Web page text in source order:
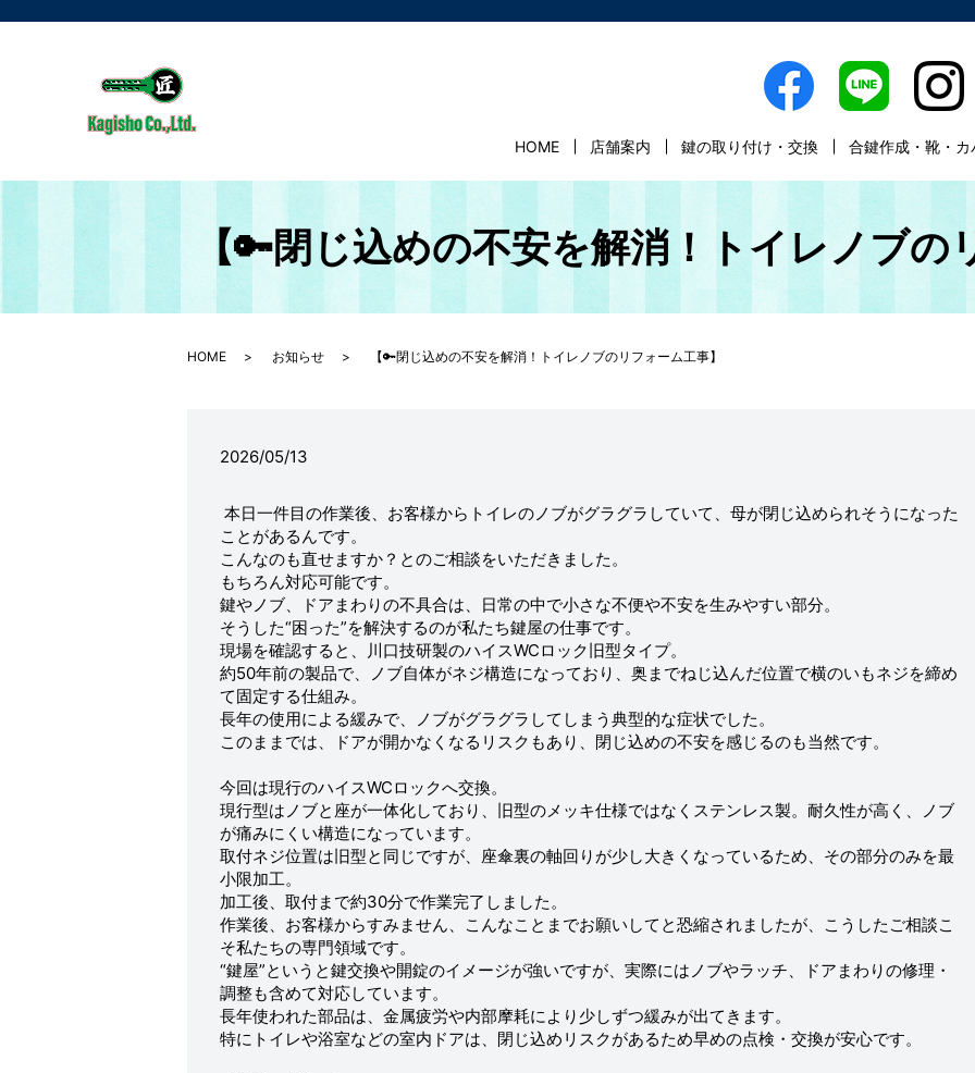
HOME 店舗案内 鍵の取り付け・交換 合鍵作成・靴・
【🔑閉じ込めの不安を解消！トイレノブの
HOME お知らせ 【🔑閉じ込めの不安を解消！トイレノブのリフォーム工事】
2026/05/13
本日一件目の作業後、お客様からトイレのノブがグラグラしていて、母が閉じ込められそうになった
ことがあるんです。
こんなのも直せますか？とのご相談をいただきました。
もちろん対応可能です。
鍵やノブ、ドアまわりの不具合は、日常の中で小さな不便や不安を生みやすい部分。
そうした“困った”を解決するのが私たち鍵屋の仕事です。
現場を確認すると、川口技研製のハイスWCロック旧型タイプ。
約50年前の製品で、ノブ自体がネジ構造になっており、奥までねじ込んだ位置で横のいもネジを締め
て固定する仕組み。
長年の使用による緩みで、ノブがグラグラしてしまう典型的な症状でした。
このままでは、ドアが開かなくなるリスクもあり、閉じ込めの不安を感じるのも当然です。
今回は現行のハイスWCロックへ交換。
現行型はノブと座が一体化しており、旧型のメッキ仕様ではなくステンレス製。耐久性が高く、ノブ
が痛みにくい構造になっています。
取付ネジ位置は旧型と同じですが、座傘裏の軸回りが少し大きくなっているため、その部分のみを最
小限加工。
加工後、取付まで約30分で作業完了しました。
作業後、お客様からすみません、こんなことまでお願いしてと恐縮されましたが、こうしたご相談こ
そ私たちの専門領域です。
“鍵屋”というと鍵交換や開錠のイメージが強いですが、実際にはノブやラッチ、ドアまわりの修理・
調整も含めて対応しています。
長年使われた部品は、金属疲労や内部摩耗により少しずつ緩みが出てきます。
特にトイレや浴室などの室内ドアは、閉じ込めリスクがあるため早めの点検・交換が安心です。